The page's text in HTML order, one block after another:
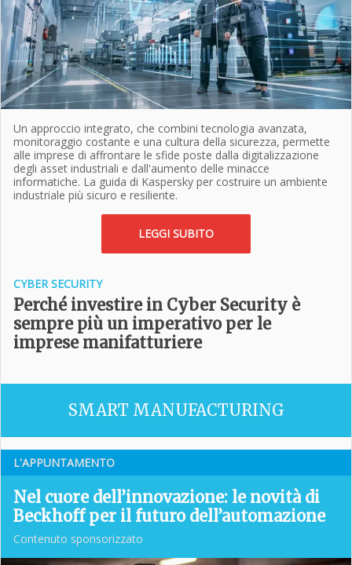
Un approccio integrato, che combini tecnologia avanzata,
monitoraggio costante e una cultura della sicurezza, permette
alle imprese di affrontare le sfide poste dalla digitalizzazione
degli asset industriali e dall'aumento delle minacce
informatiche. La guida di Kaspersky per costruire un ambiente
industriale più sicuro e resiliente.
LEGGI SUBITO
CYBER SECURITY
Perché investire in Cyber Security è
sempre più un imperativo per le
imprese manifatturiere
SMART MANUFACTURING
L'APPUNTAMENTO
Nel cuore dell’innovazione: le novità di
Beckhoff per il futuro dell’automazione
Contenuto sponsorizzato